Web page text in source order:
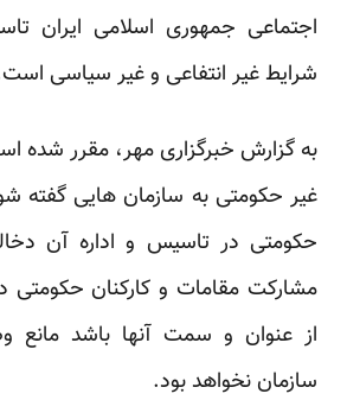
اجتماعی جمهوری اسلامی ایران
شرایط غیر انتفاعی و غیر سیاسی
به گزارش خبرگزاری مهر، مقرر شده
غیر حکومتی به سازمان هایی گفته
حکومتی در تاسیس و اداره آن
مشارکت مقامات و کارکنان حکومتی
از عنوان و سمت آنها باشد
سازمان نخواهد بود.